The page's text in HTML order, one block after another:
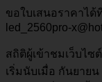
ขอใบเสนอราคาได้
led_2560pro-
สถิติผู้เข้าชมเว็บไซต์
เริ่มนับเมื่อ กันยาย